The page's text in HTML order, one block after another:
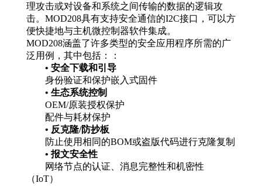
理攻击或对设备和系统之间传输的数据的逻辑攻
击。MOD208具有支持安全通信的I2C接口，可以方
便快捷地与主机微控制器软件集成。
MOD208涵盖了许多类型的安全应用程序所需的广
泛用例，其中包括：：
• 安全下载和引导
身份验证和保护嵌入式固件
• 生态系统控制
OEM/原装授权保护
配件与耗材保护
• 反克隆/防抄板
防止使用相同的BOM或盗版代码进行克隆复制
• 报文安全性
网络节点的认证、消息完整性和机密性
（IoT）